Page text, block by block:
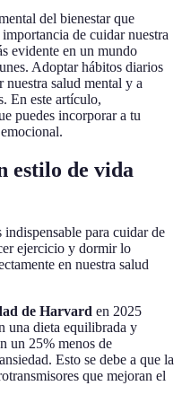
del bienestar que
de cuidar nuestra
evidente en un mundo
Adoptar hábitos diarios
nuestra salud mental y a
En este artículo,
puedes incorporar a tu
estilo de vida
para cuidar de
ejercicio y dormir lo
en nuestra salud
de Harvard en 2025
una dieta equilibrada y
un 25% menos de
Esto se debe a que la
que mejoran el